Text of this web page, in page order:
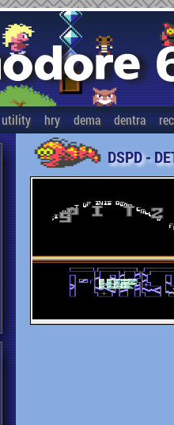
utility hry dema dentra
DSPD -